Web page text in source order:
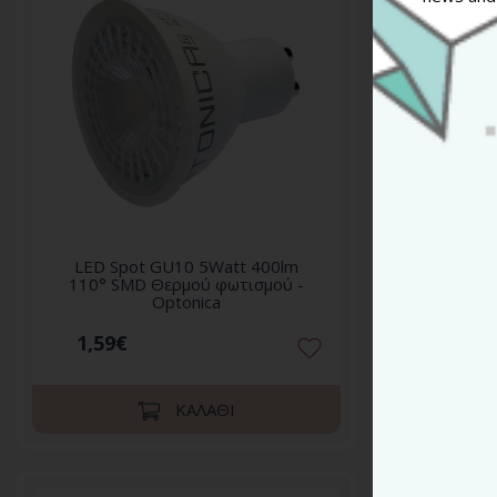
LED Spot GU10 5Watt 400lm
110° SMD Θερμού φωτισμού -
Optonica
1,59€
ΚΑΛΆΘΙ
LED
110°